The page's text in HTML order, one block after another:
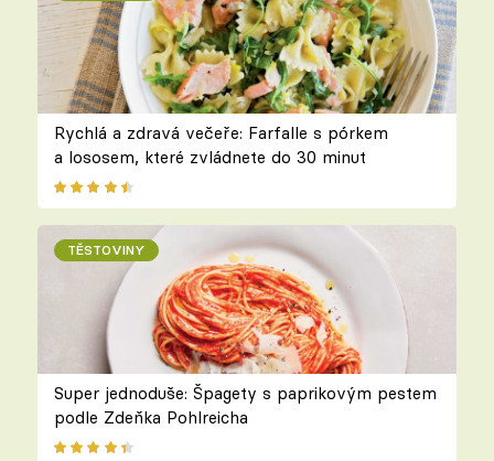
Rychlá a zdravá večeře: Farfalle s pórkem
a lososem, které zvládnete do 30 minut
TĚSTOVINY
Super jednoduše: Špagety s paprikovým pestem
podle Zdeňka Pohlreicha